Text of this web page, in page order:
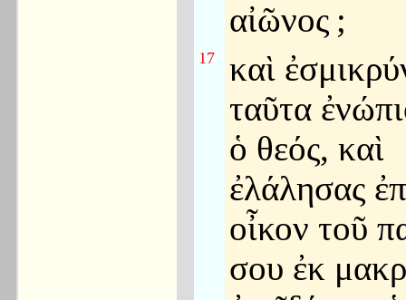
αἰῶνος ;
17
καὶ
ταῦτα
ὁ θεός, καὶ
ἐλάλησας
οἶκον τοῦ
σου ἐκ